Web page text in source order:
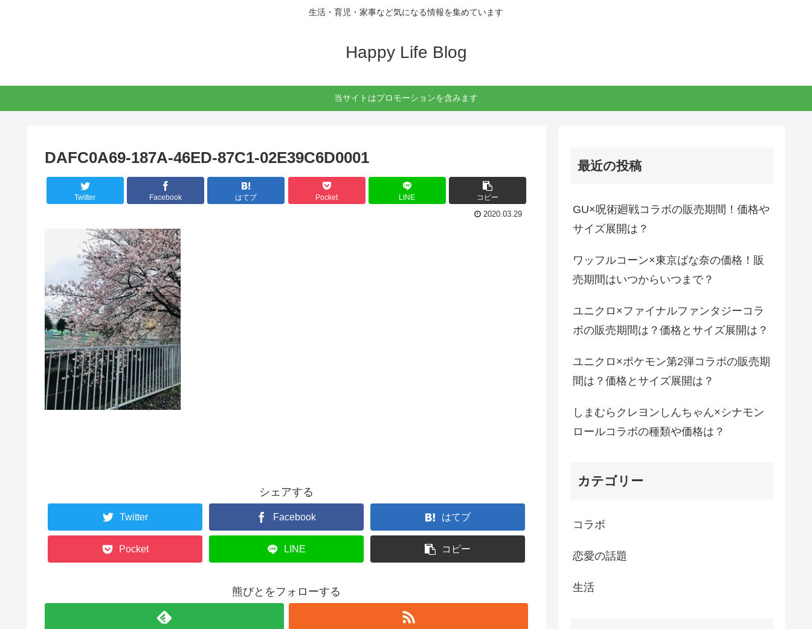
生活・育児・家事など気になる情報を集めています
Happy Life Blog
当サイトはプロモーションを含みます
DAFC0A69-187A-46ED-87C1-02E39C6D0001
Twitter Facebook はてブ Pocket LINE コピー
2020.03.29
シェアする
Twitter Facebook はてブ
Pocket LINE コピー
熊びとをフォローする
最近の投稿
GU×呪術廻戦コラボの販売期間！価格や
サイズ展開は？
ワッフルコーン×東京ばな奈の価格！販
売期間はいつからいつまで？
ユニクロ×ファイナルファンタジーコラ
ボの販売期間は？価格とサイズ展開は？
ユニクロ×ポケモン第2弾コラボの販売期
間は？価格とサイズ展開は？
しまむらクレヨンしんちゃん×シナモン
ロールコラボの種類や価格は？
カテゴリー
コラボ
恋愛の話題
生活